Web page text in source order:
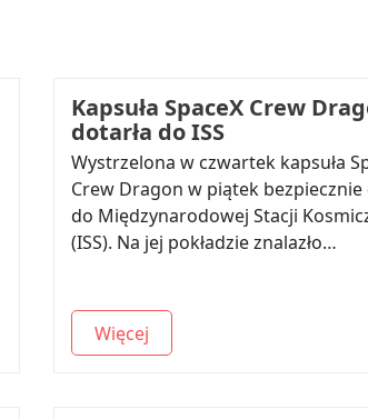
Kapsuła SpaceX Crew
dotarła do ISS
Wystrzelona w czwartek kapsuła
Crew Dragon w piątek bezpiecznie
do Międzynarodowej Stacji
(ISS). Na jej pokładzie znalazło…
Więcej